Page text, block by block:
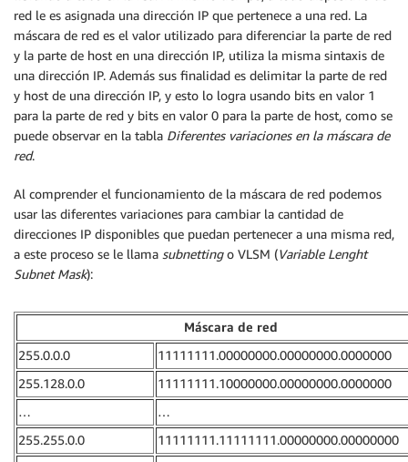
red le es asignada una dirección IP que pertenece a una red. La
máscara de red es el valor utilizado para diferenciar la parte de red
y la parte de host en una dirección IP, utiliza la misma sintaxis de
una dirección IP. Además sus finalidad es delimitar la parte de red
y host de una dirección IP, y esto lo logra usando bits en valor 1
para la parte de red y bits en valor 0 para la parte de host, como se
puede observar en la tabla Diferentes variaciones en la máscara de
red.
Al comprender el funcionamiento de la máscara de red podemos
usar las diferentes variaciones para cambiar la cantidad de
direcciones IP disponibles que puedan pertenecer a una misma red,
a este proceso se le llama subnettingo VLSM (Variable Lenght
Subnet Mask):
Máscara de red
255.0.0.0
11111111.00000000.00000000.0000000
255.128.0.0
11111111.10000000.00000000.0000000
…
…
255.255.0.0
11111111.11111111.00000000.00000000